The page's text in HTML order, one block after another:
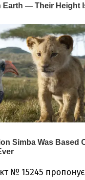
№ 15245 пропонує